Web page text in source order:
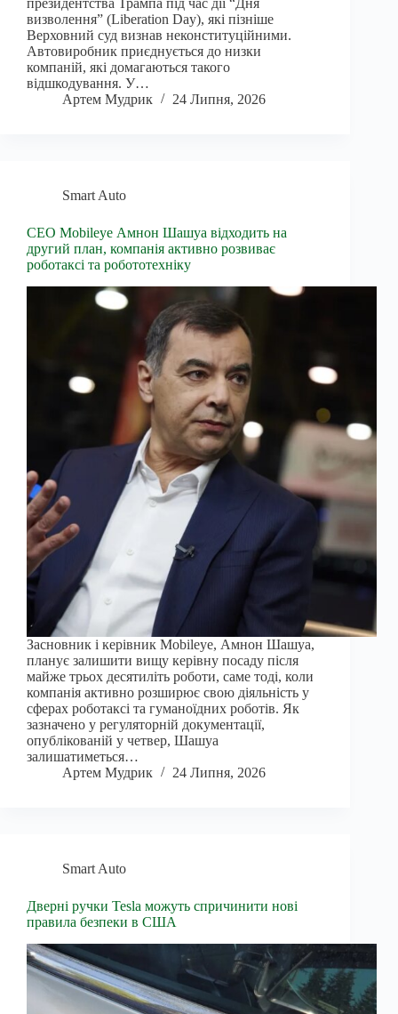
президентства Трампа під час дії “Дня
визволення” (Liberation Day), які пізніше
Верховний суд визнав неконституційними.
Автовиробник приєднується до низки
компаній, які домагаються такого
відшкодування. У…
Артем Мудрик
24 Липня, 2026
Smart Auto
CEO Mobileye Амнон Шашуа відходить на
другий план, компанія активно розвиває
роботаксі та робототехніку
Засновник і керівник Mobileye, Амнон Шашуа,
планує залишити вищу керівну посаду після
майже трьох десятиліть роботи, саме тоді, коли
компанія активно розширює свою діяльність у
сферах роботаксі та гуманоїдних роботів. Як
зазначено у регуляторній документації,
опублікованій у четвер, Шашуа
залишатиметься…
Артем Мудрик
24 Липня, 2026
Smart Auto
Дверні ручки Tesla можуть спричинити нові
правила безпеки в США